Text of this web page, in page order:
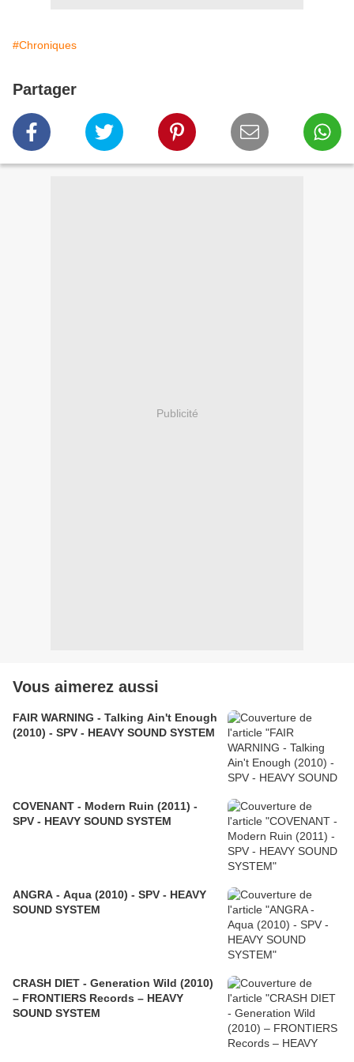
#Chroniques
Partager
Publicité
Vous aimerez aussi
FAIR WARNING - Talking Ain't Enough
(2010) - SPV - HEAVY SOUND SYSTEM
COVENANT - Modern Ruin (2011) -
SPV - HEAVY SOUND SYSTEM
ANGRA - Aqua (2010) - SPV - HEAVY
SOUND SYSTEM
CRASH DIET - Generation Wild (2010)
– FRONTIERS Records – HEAVY
SOUND SYSTEM